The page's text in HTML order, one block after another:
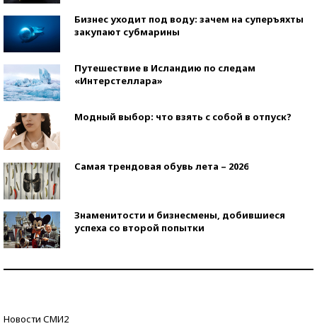
Бизнес уходит под воду: зачем на суперъяхты
закупают субмарины
Путешествие в Исландию по следам
«Интерстеллара»
Модный выбор: что взять с собой в отпуск?
Самая трендовая обувь лета – 2026
Знаменитости и бизнесмены, добившиеся
успеха со второй попытки
Новости СМИ2